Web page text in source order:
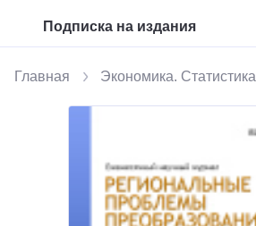
Подписка на издания
Главная Экономика. Статистика